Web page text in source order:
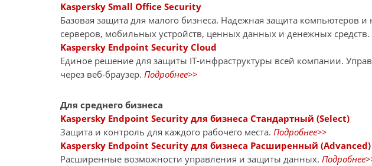
Kaspersky Small Office Security
Базовая защита для малого бизнеса. Надежная защита компьютеров
серверов, мобильных устройств, ценных данных и денежных средств.
Kaspersky Endpoint Security Cloud
Единое решение для защиты IT-инфраструктуры всей компании.
через веб-браузер. Подробнее>>
Для среднего бизнеса
Kaspersky Endpoint Security для бизнеса Стандартный (Select)
Защита и контроль для каждого рабочего места. Подробнее>>
Kaspersky Endpoint Security для бизнеса Расширенный (Advanced)
Расширенные возможности управления и защиты данных.